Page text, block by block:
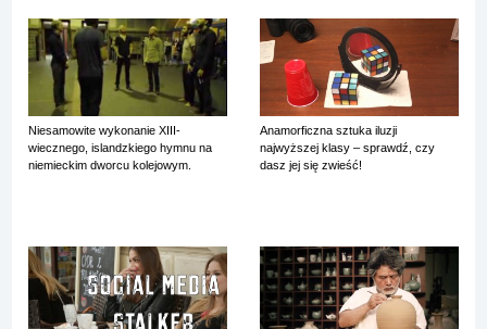
Niesamowite wykonanie XIII-
wiecznego, islandzkiego hymnu na
niemieckim dworcu kolejowym.
Anamorficzna sztuka iluzji
najwyższej klasy – sprawdź, czy
dasz jej się zwieść!